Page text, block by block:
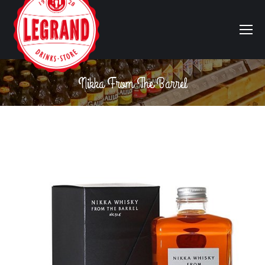
Nikka From The Barrel
Vous êtes ici :